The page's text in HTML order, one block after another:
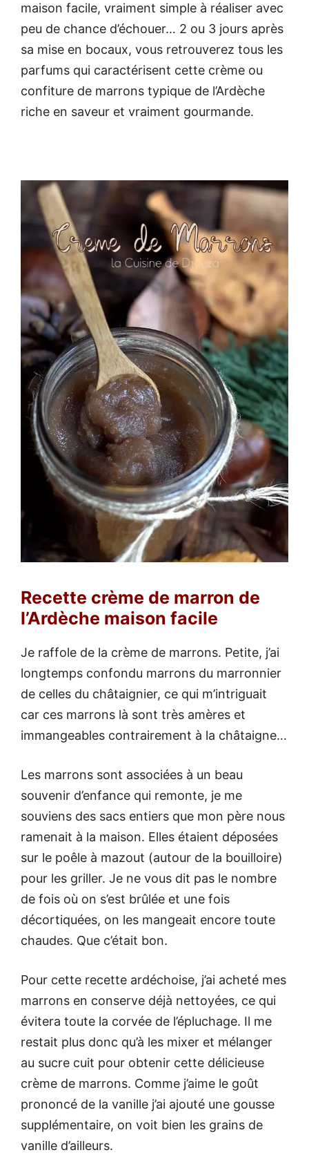
maison facile, vraiment simple à réaliser avec
peu de chance d’échouer… 2 ou 3 jours après
sa mise en bocaux, vous retrouverez tous les
parfums qui caractérisent cette crème ou
confiture de marrons typique de l’Ardèche
riche en saveur et vraiment gourmande.
Recette crème de marron de
l’Ardèche maison facile
Je raffole de la crème de marrons. Petite, j’ai
longtemps confondu marrons du marronnier
de celles du châtaignier, ce qui m’intriguait
car ces marrons là sont très amères et
immangeables contrairement à la châtaigne…
Les marrons sont associées à un beau
souvenir d’enfance qui remonte, je me
souviens des sacs entiers que mon père nous
ramenait à la maison. Elles étaient déposées
sur le poêle à mazout (autour de la bouilloire)
pour les griller. Je ne vous dit pas le nombre
de fois où on s’est brûlée et une fois
décortiquées, on les mangeait encore toute
chaudes. Que c’était bon.
Pour cette recette ardéchoise, j’ai acheté mes
marrons en conserve déjà nettoyées, ce qui
évitera toute la corvée de l’épluchage. Il me
restait plus donc qu’à les mixer et mélanger
au sucre cuit pour obtenir cette délicieuse
crème de marrons. Comme j’aime le goût
prononcé de la vanille j’ai ajouté une gousse
supplémentaire, on voit bien les grains de
vanille d’ailleurs.